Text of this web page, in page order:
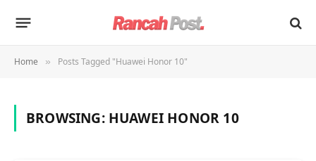
Home » Posts Tagged "Huawei Honor 10"
BROWSING: HUAWEI HONOR 10